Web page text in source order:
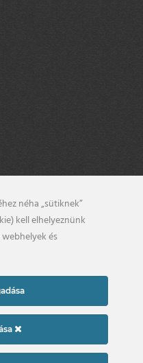
szabályzat
néha „sütiknek”
kell elhelyeznünk
és